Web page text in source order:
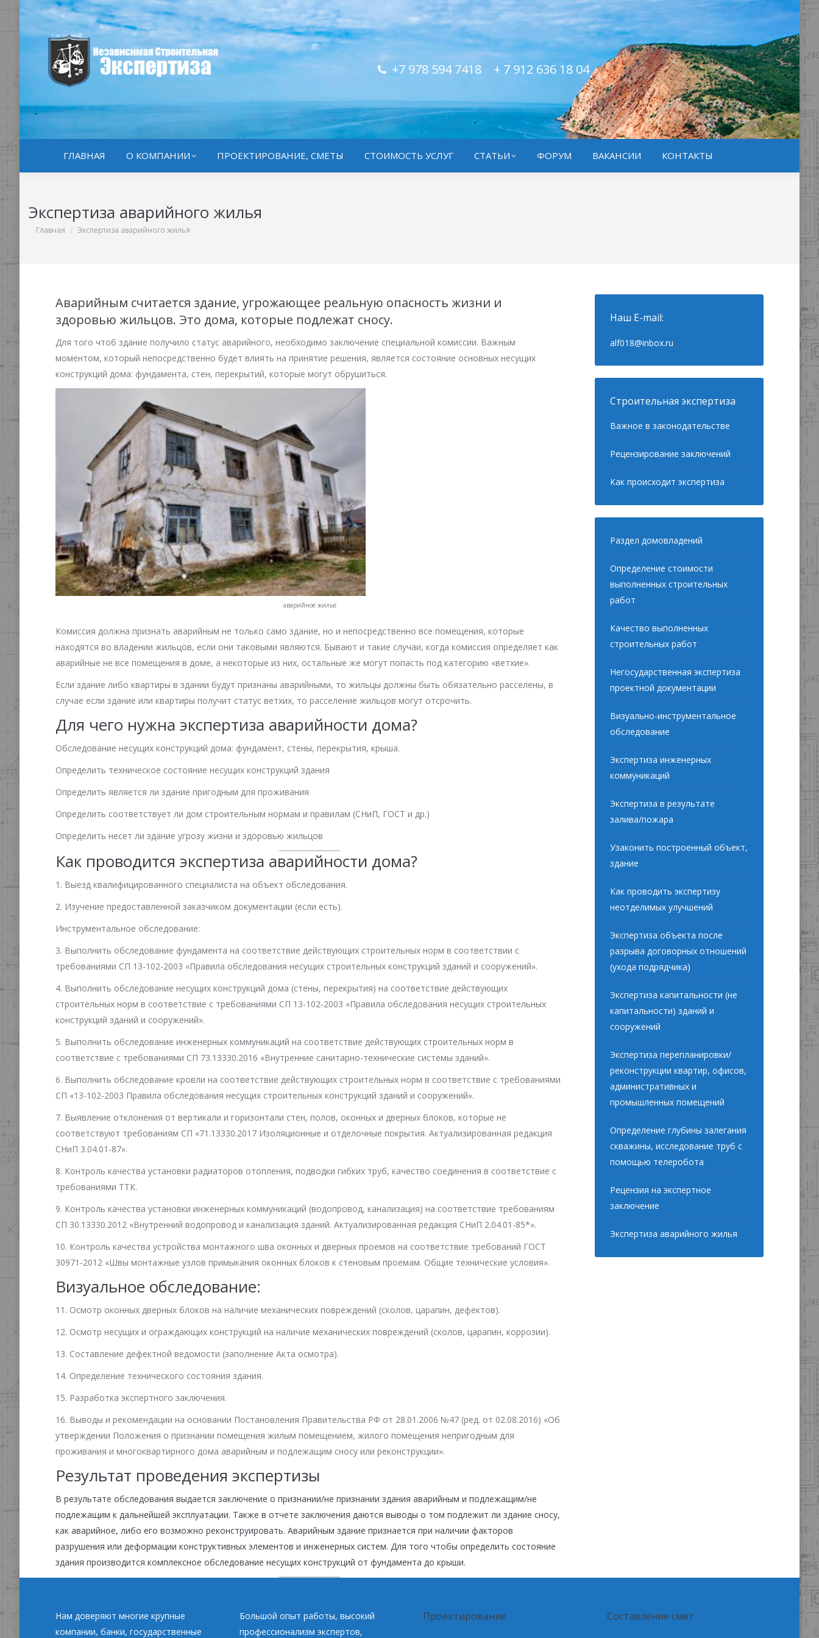
+7 978 594 7418 + 7 912 636 18 04
ГЛАВНАЯ О КОМПАНИИ ПРОЕКТИРОВАНИЕ, СМЕТЫ СТОИМОСТЬ УСЛУГ СТАТЬИ ФОРУМ ВАКАНСИИ КОНТАКТЫ
Экспертиза аварийного жилья
Вы здесь:
Главная Экспертиза аварийного жилья
Аварийным считается здание, угрожающее реальную опасность жизни и
здоровью жильцов. Это дома, которые подлежат сносу.
Для того чтоб здание получило статус аварийного, необходимо заключение специальной комиссии. Важным
моментом, который непосредственно будет влиять на принятие решения, является состояние основных несущих
конструкций дома: фундамента, стен, перекрытий, которые могут обрушиться.
аварийное жильё
Комиссия должна признать аварийным не только само здание, но и непосредственно все помещения, которые
находятся во владении жильцов, если они таковыми являются. Бывают и такие случаи, когда комиссия определяет как
аварийные не все помещения в доме, а некоторые из них, остальные же могут попасть под категорию «ветхие».
Если здание либо квартиры в здании будут признаны аварийными, то жильцы должны быть обязательно расселены, в
случае если здание или квартиры получит статус ветхих, то расселение жильцов могут отсрочить.
Для чего нужна экспертиза аварийности дома?
Обследование несущих конструкций дома: фундамент, стены, перекрытия, крыша.
Определить техническое состояние несущих конструкций здания
Определить является ли здание пригодным для проживания
Определить соответствует ли дом строительным нормам и правилам (СНиП, ГОСТ и др.)
Определить несет ли здание угрозу жизни и здоровью жильцов
Как проводится экспертиза аварийности дома?
1. Выезд квалифицированного специалиста на объект обследования.
2. Изучение предоставленной заказчиком документации (если есть).
Инструментальное обследование:
3. Выполнить обследование фундамента на соответствие действующих строительных норм в соответствии с
требованиями СП 13-102-2003 «Правила обследования несущих строительных конструкций зданий и сооружений».
4. Выполнить обследование несущих конструкций дома (стены, перекрытия) на соответствие действующих
строительных норм в соответствие с требованиями СП 13-102-2003 «Правила обследования несущих строительных
конструкций зданий и сооружений».
5. Выполнить обследование инженерных коммуникаций на соответствие действующих строительных норм в
соответствие с требованиями СП 73.13330.2016 «Внутренние санитарно-технические системы зданий».
6. Выполнить обследование кровли на соответствие действующих строительных норм в соответствие с требованиями
СП «13-102-2003 Правила обследования несущих строительных конструкций зданий и сооружений».
7. Выявление отклонения от вертикали и горизонтали стен, полов, оконных и дверных блоков, которые не
соответствуют требованиям СП «71.13330.2017 Изоляционные и отделочные покрытия. Актуализированная редакция
СНиП 3.04.01-87».
8. Контроль качества установки радиаторов отопления, подводки гибких труб, качество соединения в соответствие с
требованиями ТТК.
9. Контроль качества установки инженерных коммуникаций (водопровод, канализация) на соответствие требованиям
СП 30.13330.2012 «Внутренний водопровод и канализация зданий. Актуализированная редакция СНиП 2.04.01-85*».
10. Контроль качества устройства монтажного шва оконных и дверных проемов на соответствие требований ГОСТ
30971-2012 «Швы монтажные узлов примыкания оконных блоков к стеновым проемам. Общие технические условия».
Визуальное обследование:
11. Осмотр оконных дверных блоков на наличие механических повреждений (сколов, царапин, дефектов).
12. Осмотр несущих и ограждающих конструкций на наличие механических повреждений (сколов, царапин, коррозии).
13. Составление дефектной ведомости (заполнение Акта осмотра).
14. Определение технического состояния здания.
15. Разработка экспертного заключения.
16. Выводы и рекомендации на основании Постановления Правительства РФ от 28.01.2006 №47 (ред. от 02.08.2016) «Об
утверждении Положения о признании помещения жилым помещением, жилого помещения непригодным для
проживания и многоквартирного дома аварийным и подлежащим сносу или реконструкции».
Результат проведения экспертизы
В результате обследования выдается заключение о признании/не признании здания аварийным и подлежащим/не
подлежащим к дальнейшей эксплуатации. Также в отчете заключения даются выводы о том подлежит ли здание сносу,
как аварийное, либо его возможно реконструировать. Аварийным здание признается при наличии факторов
разрушения или деформации конструктивных элементов и инженерных систем. Для того чтобы определить состояние
здания производится комплексное обследование несущих конструкций от фундамента до крыши.
Наш E-mail:
alf018@inbox.ru
Строительная экспертиза
Важное в законодательстве
Рецензирование заключений
Как происходит экспертиза
Раздел домовладений
Определение стоимости
выполненных строительных
работ
Качество выполненных
строительных работ
Негосударственная экспертиза
проектной документации
Визуально-инструментальное
обследование
Экспертиза инженерных
коммуникаций
Экспертиза в результате
залива/пожара
Узаконить построенный объект,
здание
Как проводить экспертизу
неотделимых улучшений
Экспертиза объекта после
разрыва договорных отношений
(ухода подрядчика)
Экспертиза капитальности (не
капитальности) зданий и
сооружений
Экспертиза перепланировки/
реконструкции квартир, офисов,
административных и
промышленных помещений
Определение глубины залегания
скважины, исследование труб с
помощью телеробота
Рецензия на экспертное
заключение
Экспертиза аварийного жилья
Нам доверяют многие крупные
компании, банки, государственные
Большой опыт работы, высокий
профессионализм экспертов,
Проектирование Составление смет